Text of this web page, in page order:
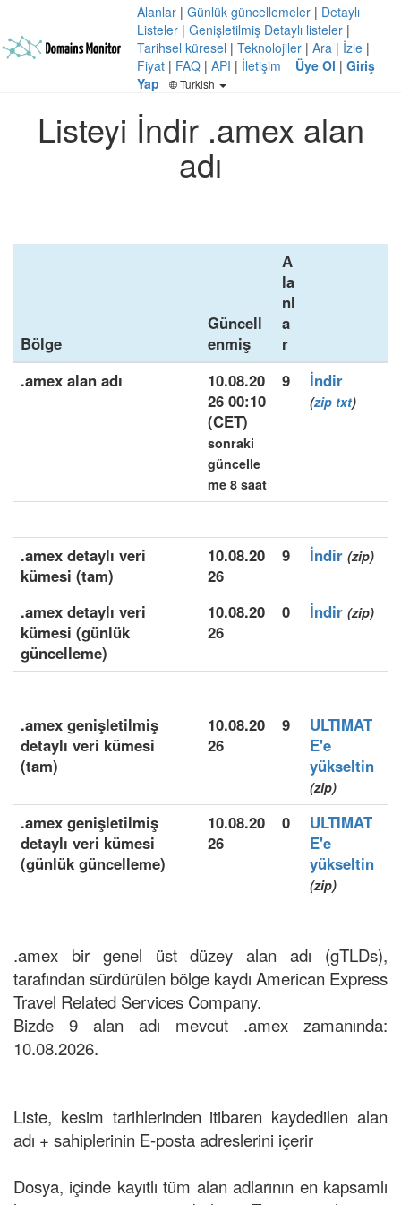
Alanlar | Günlük güncellemeler | Detaylı
Listeler | Genişletilmiş Detaylı listeler |
Tarihsel küresel | Teknolojiler | Ara | İzle |
Fiyat | FAQ | API | İletişim Üye Ol | Giriş
Yap
Turkish
Listeyi İndir .amex alan
adı
Bölge
Güncell
enmiş
A
la
nl
a
r
.amex alan adı
10.08.20
26 00:10
(CET)
sonraki
güncelle
me 8 saat
9 İndir
(zip txt)
.amex detaylı veri
kümesi (tam)
10.08.20
26
9 İndir (zip)
.amex detaylı veri
kümesi (günlük
güncelleme)
10.08.20
26
0 İndir (zip)
.amex genişletilmiş
detaylı veri kümesi
(tam)
10.08.20
26
9
ULTIMAT
E'e
yükseltin
(zip)
.amex genişletilmiş
detaylı veri kümesi
(günlük güncelleme)
10.08.20
26
0
ULTIMAT
E'e
yükseltin
(zip)
.amex bir genel üst düzey alan adı (gTLDs),
tarafından sürdürülen bölge kaydı American Express
Travel Related Services Company.
Bizde 9 alan adı mevcut .amex zamanında:
10.08.2026.
Liste, kesim tarihlerinden itibaren kaydedilen alan
adı + sahiplerinin E-posta adreslerini içerir
Dosya, içinde kayıtlı tüm alan adlarının en kapsamlı